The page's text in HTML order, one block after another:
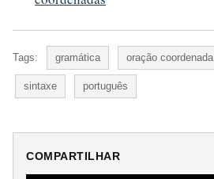
Tags: gramática oração coordenada
sintaxe português
COMPARTILHAR